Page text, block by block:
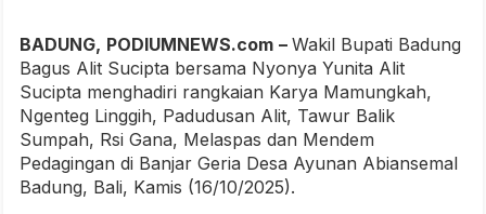
BADUNG, PODIUMNEWS.com – Wakil Bupati Badung
Bagus Alit Sucipta bersama Nyonya Yunita Alit
Sucipta menghadiri rangkaian Karya Mamungkah,
Ngenteg Linggih, Padudusan Alit, Tawur Balik
Sumpah, Rsi Gana, Melaspas dan Mendem
Pedagingan di Banjar Geria Desa Ayunan Abiansemal
Badung, Bali, Kamis (16/10/2025).